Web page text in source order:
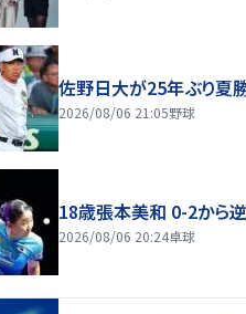
佐野日大が25年ぶり夏
2026/08/06 21:05野球
18歳張本美和 0-2から
2026/08/06 20:24卓球